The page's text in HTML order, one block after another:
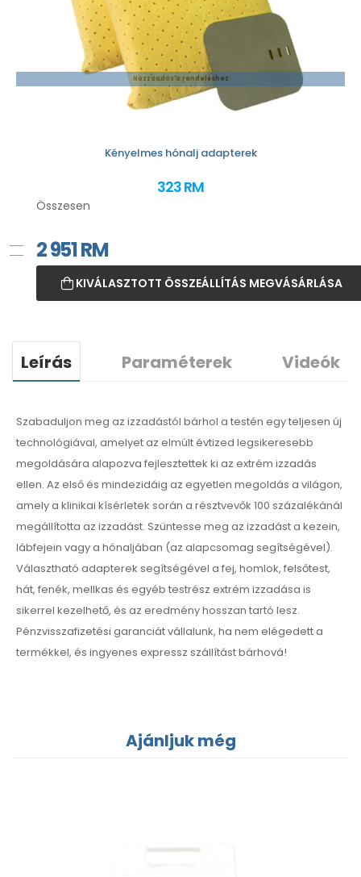
Hozzáadás a rendeléshez
Kényelmes hónalj adapterek
323 RM
Összesen
2 951RM
KIVÁLASZTOTT ÖSSZEÁLLÍTÁS MEGVÁSÁRLÁSA
Leírás Paraméterek Videók
Szabaduljon meg az izzadástól bárhol a testén egy teljesen új
technológiával, amelyet az elmúlt évtized legsikeresebb
megoldására alapozva fejlesztettek ki az extrém izzadás
ellen. Az első és mindezidáig az egyetlen megoldás a világon,
amely a klinikai kísérletek során a résztvevők 100 százalékánál
megállította az izzadást. Szüntesse meg az izzadást a kezein,
lábfejein vagy a hónaljában (az alapcsomag segítségével).
Választható adapterek segítségével a fej, homlok, felsőtest,
hát, fenék, mellkas és egyéb testrész extrém izzadása is
sikerrel kezelhető, és az eredmény hosszan tartó lesz.
Pénzvisszafizetési garanciát vállalunk, ha nem elégedett a
termékkel, és ingyenes expressz szállítást bárhová!
Ajánljuk még